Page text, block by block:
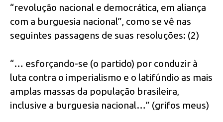
“revolução nacional e democrática, em aliança
com a burguesia nacional”, como se vê nas
seguintes passagens de suas resoluções: (2)
“… esforçando-se (o partido) por conduzir à
luta contra o imperialismo e o latifúndio as mais
amplas massas da população brasileira,
inclusive a burguesia nacional…” (grifos meus)